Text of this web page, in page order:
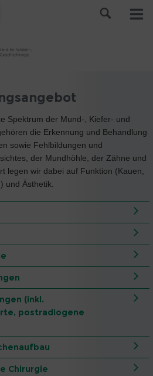
Spektrum der Mund-, Kiefer- und
die Erkennung und Behandlung
sowie Fehlbildungen und
der Mundhöhle, der Zähne und
legen wir dabei auf Funktion (Kauen,
und Ästhetik.
(inkl.
postradiogene
Chirurgie